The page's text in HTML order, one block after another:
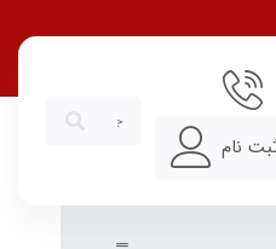
نام